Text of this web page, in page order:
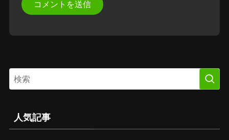
人気記事